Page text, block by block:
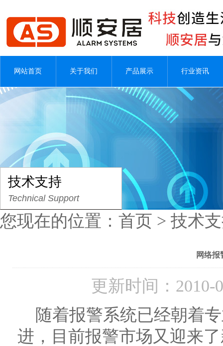
网站首页 关于我们 产品展示 行业资讯
技术支持
Technical Support
您现在的位置： 首页 > 技术
网络报
更新时间：
随着报警系统已经朝着
进，目前报警市场又迎来